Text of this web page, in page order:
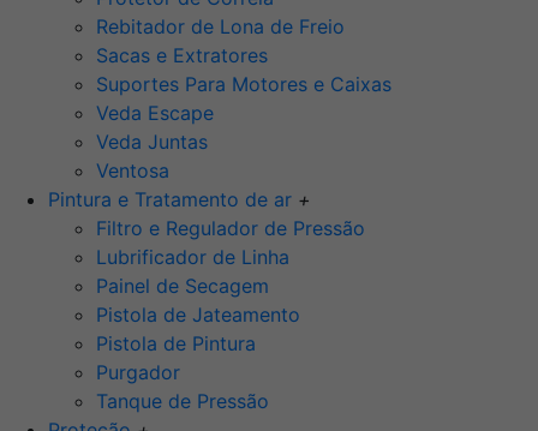
Rebitador de Lona de Freio
Sacas e Extratores
Suportes Para Motores e Caixas
Veda Escape
Veda Juntas
Ventosa
Pintura e Tratamento de ar +
Filtro e Regulador de Pressão
Lubrificador de Linha
Painel de Secagem
Pistola de Jateamento
Pistola de Pintura
Purgador
Tanque de Pressão